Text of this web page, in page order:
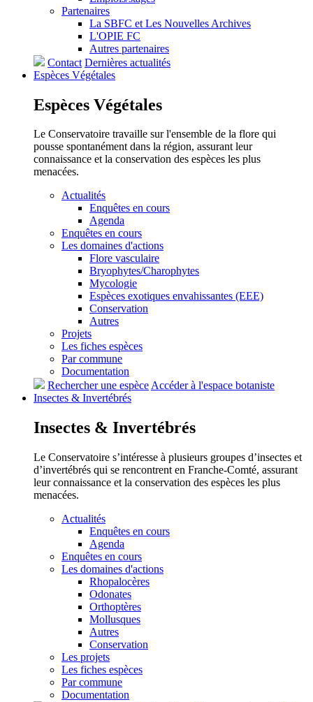
Partenaires
La SBFC et Les Nouvelles Archives
L'OPIE FC
Autres partenaires
Contact Dernières actualités
Espèces Végétales
Espèces Végétales
Le Conservatoire travaille sur l'ensemble de la flore qui
pousse spontanément dans la région, assurant leur
connaissance et la conservation des espèces les plus
menacées.
Actualités
Enquêtes en cours
Agenda
Enquêtes en cours
Les domaines d'actions
Flore vasculaire
Bryophytes/Charophytes
Mycologie
Espèces exotiques envahissantes (EEE)
Conservation
Autres
Projets
Les fiches espèces
Par commune
Documentation
Rechercher une espèceAccéder à l'espace botaniste
Insectes & Invertébrés
Insectes & Invertébrés
Le Conservatoire s’intéresse à plusieurs groupes d’insectes et
d’invertébrés qui se rencontrent en Franche-Comté, assurant
leur connaissance et la conservation des espèces les plus
menacées.
Actualités
Enquêtes en cours
Agenda
Enquêtes en cours
Les domaines d'actions
Rhopalocères
Odonates
Orthoptères
Mollusques
Autres
Conservation
Les projets
Les fiches espèces
Par commune
Documentation